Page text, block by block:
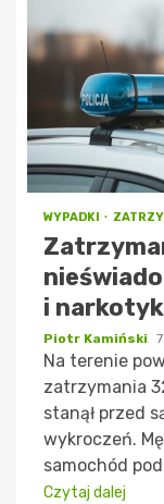
WYPADKI
i
Piotr Kamiński
Na terenie
zatrzymania
stanął przed
wykroczeń.
samochód
Czytaj dalej